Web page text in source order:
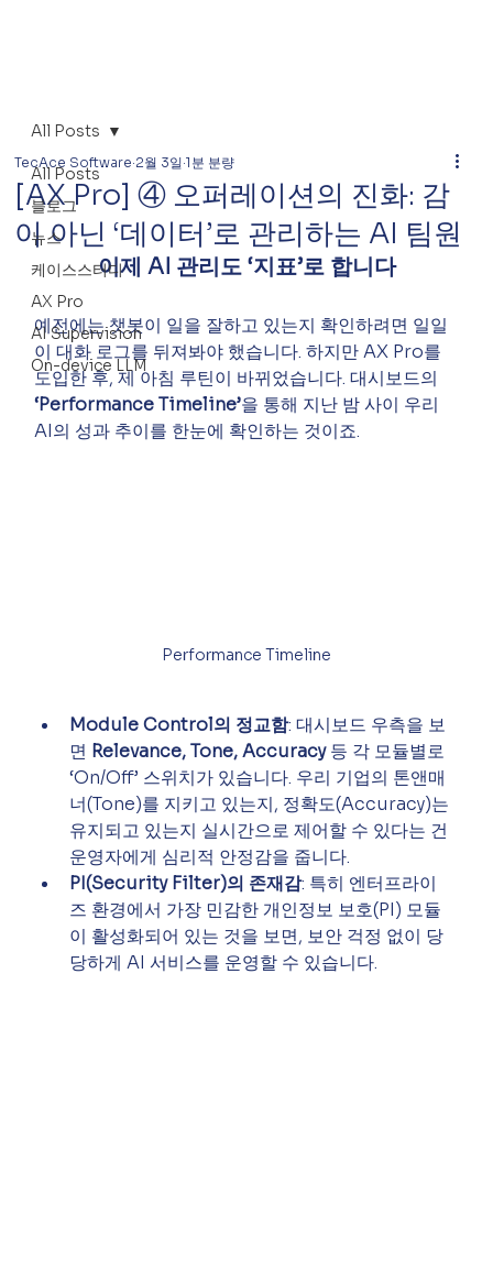
All Posts
블로그
뉴스
케이스스터디
AX Pro
AI Supervision
On-device LLM
All Posts
[AX Pro] ④ 오퍼레이션의 진화: 감
이 아닌 ‘데이터’로 관리하는 AI 팀원
TecAce Software 2월 3일 1분 분량
이제 AI 관리도 ‘지표’로 합니다
예전에는 챗봇이 일을 잘하고 있는지 확인하려면 일일
이 대화 로그를 뒤져봐야 했습니다. 하지만 AX Pro를
도입한 후, 제 아침 루틴이 바뀌었습니다. 대시보드의
‘Performance Timeline’을 통해 지난 밤 사이 우리
AI의 성과 추이를 한눈에 확인하는 것이죠.
Performance Timeline
Module Control의 정교함: 대시보드 우측을 보
면 Relevance, Tone, Accuracy 등 각 모듈별로
‘On/Off’ 스위치가 있습니다. 우리 기업의 톤앤매
너(Tone)를 지키고 있는지, 정확도(Accuracy)는
유지되고 있는지 실시간으로 제어할 수 있다는 건
운영자에게 심리적 안정감을 줍니다.
PI(Security Filter)의 존재감: 특히 엔터프라이
즈 환경에서 가장 민감한 개인정보 보호(PI) 모듈
이 활성화되어 있는 것을 보면, 보안 걱정 없이 당
당하게 AI 서비스를 운영할 수 있습니다.